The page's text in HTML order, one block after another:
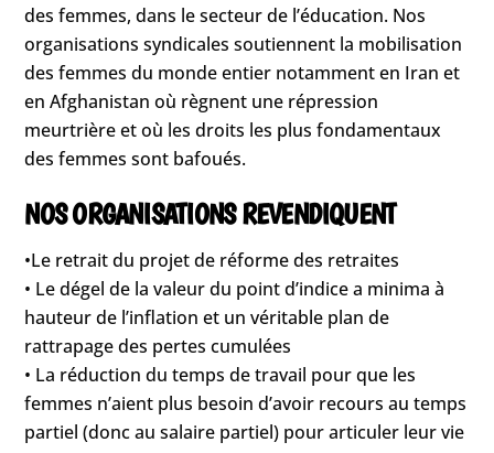
des femmes, dans le secteur de l’éducation. Nos
organisations syndicales soutiennent la mobilisation
des femmes du monde entier notamment en Iran et
en Afghanistan où règnent une répression
meurtrière et où les droits les plus fondamentaux
des femmes sont bafoués.
NOS ORGANISATIONS REVENDIQUENT
•Le retrait du projet de réforme des retraites
• Le dégel de la valeur du point d’indice a minima à
hauteur de l’inflation et un véritable plan de
rattrapage des pertes cumulées
• La réduction du temps de travail pour que les
femmes n’aient plus besoin d’avoir recours au temps
partiel (donc au salaire partiel) pour articuler leur vie